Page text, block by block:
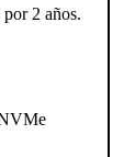
2 años.